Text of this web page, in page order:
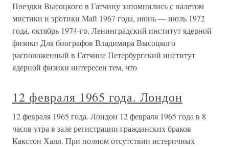
Поездки Высоцкого в Гатчину запомнились с налетом
мистики и эротики Май 1967 года, июнь — июль 1972
года, октябрь 1974-го, Ленинградский институт ядерной
физики Для биографов Владимира Высоцкого
расположенный в Гатчине Петербургский институт
ядерной физики интересен тем, что
12 февраля 1965 года. Лондон
12 февраля 1965 года. Лондон 12 февраля 1965 года в 8
часов утра в зале регистрации гражданских браков
Какстон Халл. При полном отсутствии истеричных